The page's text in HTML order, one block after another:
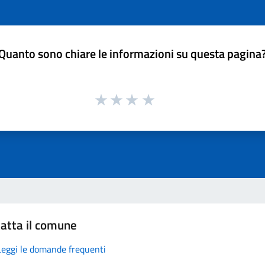
sono chiare le informazioni su questa
il comune
le domande frequenti